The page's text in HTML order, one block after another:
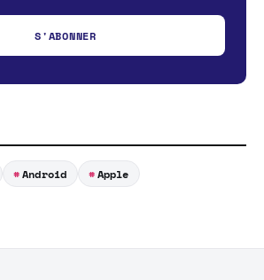
S'ABONNER
Android
Apple